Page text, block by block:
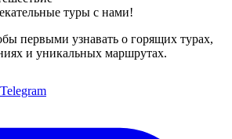
туры с нами!
первыми узнавать о горящих турах,
и уникальных маршрутах.